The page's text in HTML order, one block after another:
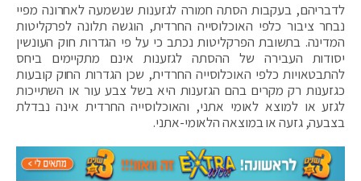
לדבריהם, בעקבות הסתה חמורה לגזענות שנשמעה לאחרונה מפיי
נבחר ציבור כלפי האוכלוסייה החרדית, הוגשה תלונה לפרקליטות
המדינה. בתשובת הפרקליטות נכתב כי על פי הגדרות חוק העונשין
יסודות העבירה של ההסתה לגזענות אינם מתקיימים ביחס
להתבטאויות כלפי האוכלוסייה החרדית, שכן הגדרות החוק קובעות
כגזענות רק מקרים בהם הגזענות היא בשל צבע עור או השתייכות
לגזע או למוצא לאומי אתני, והאוכלוסייה החרדית אינה נבדלת
בצבעה, גזעה או במוצאה הלאומי-אתני.